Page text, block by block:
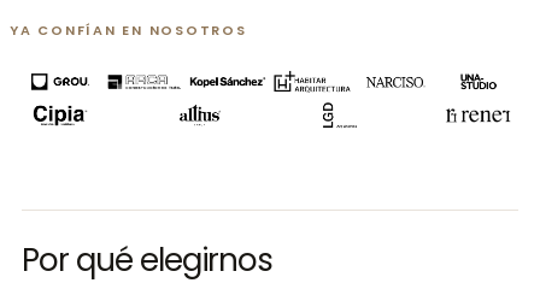
YA CONFÍAN EN NOSOTROS
Por qué elegirnos